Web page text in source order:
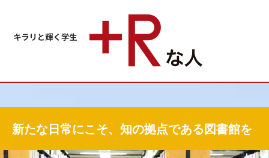
新たな日常にこそ、知の拠点である図書館を